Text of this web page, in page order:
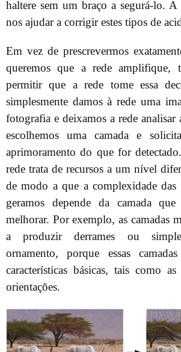
haltere sem um braço a segurá-lo. A
nos ajudar a corrigir estes tipos de
Em vez de prescrevermos
queremos que a rede amplifique,
permitir que a rede tome essa
simplesmente damos à rede uma
fotografia e deixamos a rede analisar
escolhemos uma camada e
aprimoramento do que for
rede trata de recursos a um nível
de modo a que a complexidade das
geramos depende da camada que
melhorar. Por exemplo, as camadas
a produzir derrames ou
ornamento, porque essas
características básicas, tais como
orientações.